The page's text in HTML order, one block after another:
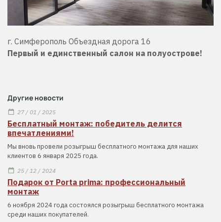
г. Симферополь Объездная дорога 16
Первый и единственный салон на полуострове!
Другие новости
27 / 01 / 2025
Бесплатный монтаж: победитель делится
впечатлениями!
Мы вновь провели розыгрыш бесплатного монтажа для наших
клиентов 6 января 2025 года.
25 / 12 / 2024
Подарок от Porta prima: профессиональный
монтаж
6 ноября 2024 года состоялся розыгрыш бесплатного монтажа
среди наших покупателей.